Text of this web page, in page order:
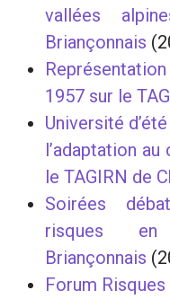
vallées
Briançonnais
1957 sur le
Université
l’adaptation
le TAGIRN de
Soirées
risques
Briançonnais
Forum